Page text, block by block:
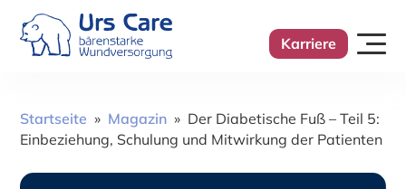
Karriere
Startseite » Magazin » Der Diabetische Fuß – Teil 5:
Einbeziehung, Schulung und Mitwirkung der Patienten